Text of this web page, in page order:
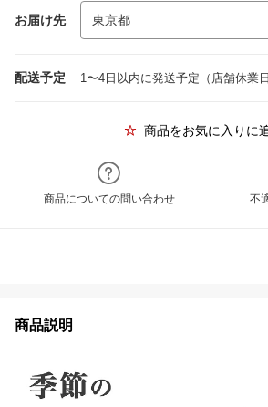
お届け先
配送予定 1〜4日以内に発送予定（店舗休業
商品をお気に入りに
商品についての問い合わせ 不
商品説明